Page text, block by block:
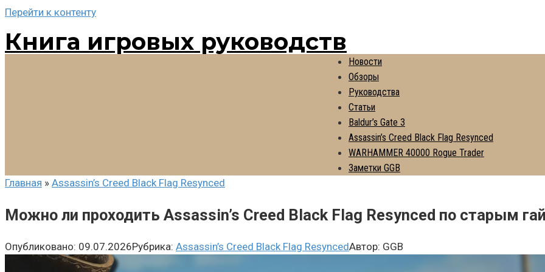
Перейти к контенту
Книга игровых руководств
Новости
Обзоры
Руководства
Статьи
Baldur’s Gate 3
Assassin’s Creed Black Flag Resynced
WARHAMMER 40000 Rogue Trader
Заметки GGB
Главная » Assassin’s Creed Black Flag Resynced
Можно ли проходить Assassin’s Creed Black Flag Resynced по старым
Опубликовано: 09.07.2026Рубрика: Assassin’s Creed Black Flag ResyncedАвтор: GGB